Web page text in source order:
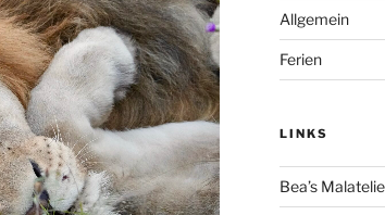
Allgemein
Ferien
LINKS
Bea’s